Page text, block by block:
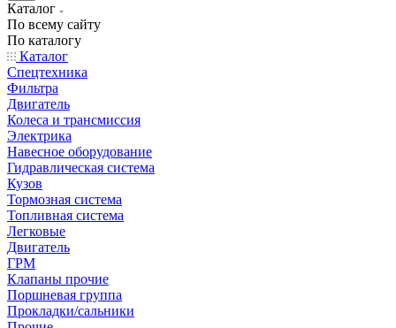
Каталог
По всему сайту
По каталогу
Каталог
Спецтехника
Фильтра
Двигатель
Колеса и трансмиссия
Электрика
Навесное оборудование
Гидравлическая система
Кузов
Тормозная система
Топливная система
Легковые
Двигатель
ГРМ
Клапаны прочие
Поршневая группа
Прокладки/сальники